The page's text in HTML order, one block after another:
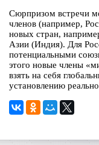
Сюрпризом встречи
членов (например,
новых стран,
Азии (Индия). Для
потенциальными
этого новые члены
взять на себя
установлению